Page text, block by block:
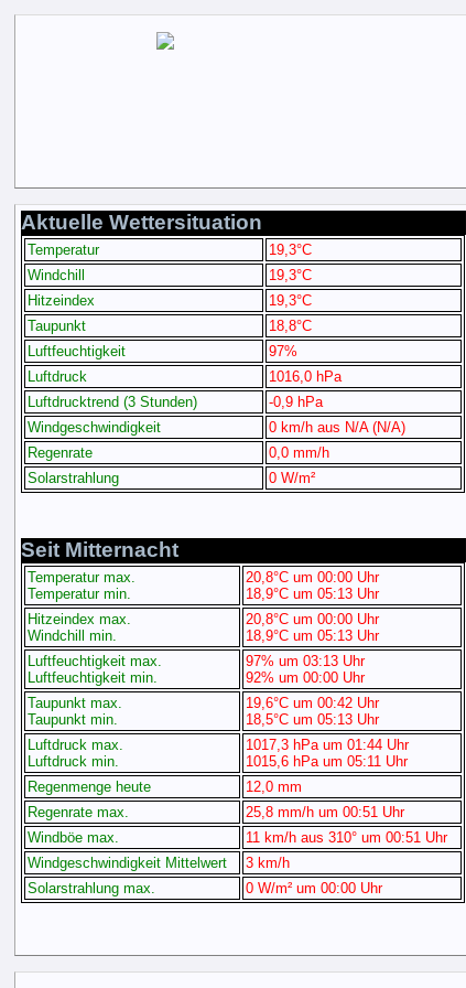
Aktuelle Wettersituation
Temperatur
19,3°C
Windchill
19,3°C
Hitzeindex
19,3°C
Taupunkt
18,8°C
Luftfeuchtigkeit
97%
Luftdruck
1016,0 hPa
Luftdrucktrend (3 Stunden)
-0,9 hPa
Windgeschwindigkeit
0 km/h aus N/A (N/A)
Regenrate
0,0 mm/h
Solarstrahlung
0 W/m²
Seit Mitternacht
Temperatur max.
Temperatur min.
20,8°C um 00:00 Uhr
18,9°C um 05:13 Uhr
Hitzeindex max.
Windchill min.
20,8°C um 00:00 Uhr
18,9°C um 05:13 Uhr
Luftfeuchtigkeit max.
Luftfeuchtigkeit min.
97% um 03:13 Uhr
92% um 00:00 Uhr
Taupunkt max.
Taupunkt min.
19,6°C um 00:42 Uhr
18,5°C um 05:13 Uhr
Luftdruck max.
Luftdruck min.
1017,3 hPa um 01:44 Uhr
1015,6 hPa um 05:11 Uhr
Regenmenge heute
12,0 mm
Regenrate max.
25,8 mm/h um 00:51 Uhr
Windböe max.
11 km/h aus 310° um 00:51 Uhr
Windgeschwindigkeit Mittelwert
3 km/h
Solarstrahlung max.
0 W/m² um 00:00 Uhr